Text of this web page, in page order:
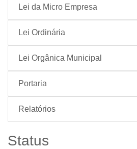
Lei da Micro Empresa
Lei Ordinária
Lei Orgânica Municipal
Portaria
Relatórios
Status